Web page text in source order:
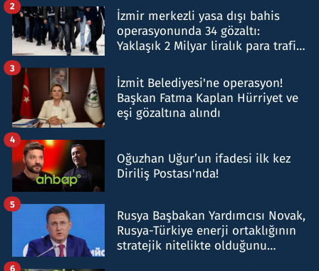
İzmir merkezli yasa dışı bahis
operasyonunda 34 gözaltı:
Yaklaşık 2 Milyar liralık para trafiği
2
İzmit Belediyesi'ne operasyon!
Başkan Fatma Kaplan Hürriyet ve
eşi gözaltına alındı
3
Oğuzhan Uğur’un ifadesi ilk kez
Diriliş Postası'nda!
4
Rusya Başbakan Yardımcısı Novak,
Rusya-Türkiye enerji ortaklığının
stratejik nitelikte olduğunu
5
6